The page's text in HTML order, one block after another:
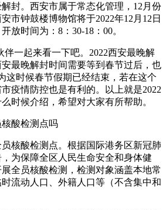
解封。西安市属于常态化管理，12月份
市钟鼓楼博物馆将于2022年12月12日
放时间为：8：30-18：00。
伴一起来看一下吧。2022西安最晚解
最晚解封时间需要等到春节过后，也
这时候春节假期已经结束，若在这个
疫情防控也是有利的。以上就是2022
时候介绍，希望对大家有所帮助。
酸检测点吗
核酸检测点。根据国际港务区新冠肺
为保障全区人民生命安全和身体健
全员核酸检测，检测对象涵盖本地常
流动人口、外籍人口等（不含集中和